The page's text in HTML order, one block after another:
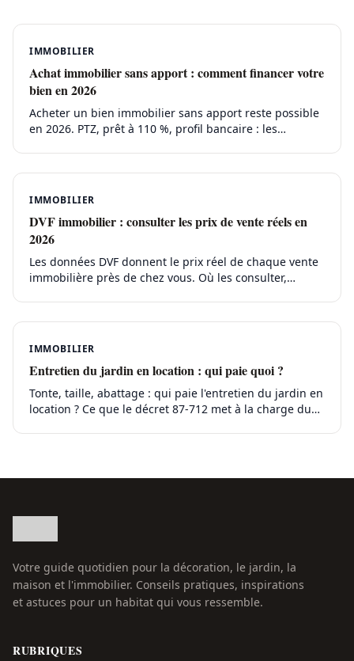
IMMOBILIER
Achat immobilier sans apport : comment financer votre
bien en 2026
Acheter un bien immobilier sans apport reste possible
en 2026. PTZ, prêt à 110 %, profil bancaire : les
IMMOBILIER
DVF immobilier : consulter les prix de vente réels en
2026
Les données DVF donnent le prix réel de chaque vente
immobilière près de chez vous. Où les consulter,
IMMOBILIER
Entretien du jardin en location : qui paie quoi ?
Tonte, taille, abattage : qui paie l'entretien du jardin en
location ? Ce que le décret 87-712 met à la charge du
Votre guide quotidien pour la décoration, le jardin, la
maison et l'immobilier. Conseils pratiques, inspirations
et astuces pour un habitat qui vous ressemble.
RUBRIQUES